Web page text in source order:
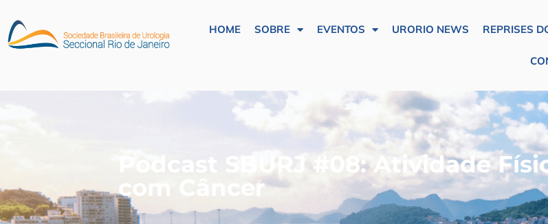
HOME SOBRE EVENTOS URORIO NEWS REPRISES
Podcast SBURJ #08: Atividade
com Câncer